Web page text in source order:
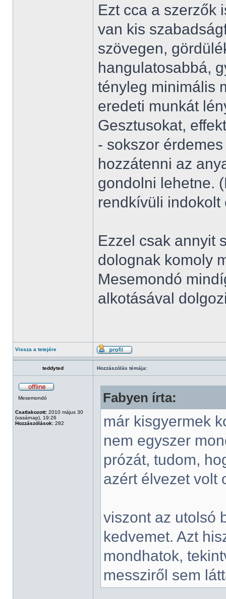
Ezt cca a szerzők
van kis
szövegen,
hangulatosabbá,
tényleg minimális
eredeti munkát
Gesztusokat,
- sokszor
hozzátenni az
gondolni lehetne.
rendkívüli indokolt
Ezzel csak annyit
dolognak komoly
Mesemondó
alkotásával
Vissza a tetejére
teddyted Hozzászólás témája:
Mesemondó
Csatlakozott: 2010 május 30
(vasárnap), 19:26
Hozzászólások: 282
Fabyen írta:
már kisgyermek
nem egyszer
prózát, tudom,
azért élvezet volt
viszont az utolsó
kedvemet. Azt
mondhatok,
messziről sem